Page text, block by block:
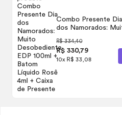
Combo Presente Dia
dos Namorados:
100ml + Batom
Rosê 4ml + Caixa de
Presente
R$ 334,40
R$ 330,79
10x R$ 33,08